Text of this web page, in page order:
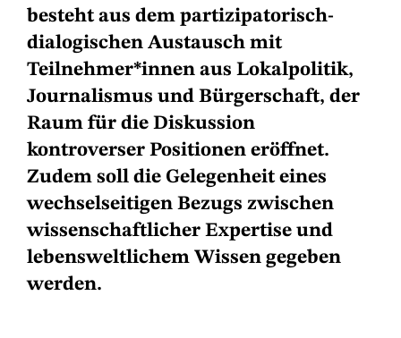
besteht aus dem partizipatorisch-
dialogischen Austausch mit
Teilnehmer*innen aus Lokalpolitik,
Journalismus und Bürgerschaft, der
Raum für die Diskussion
kontroverser Positionen eröffnet.
Zudem soll die Gelegenheit eines
wechselseitigen Bezugs zwischen
wissenschaftlicher Expertise und
lebensweltlichem Wissen gegeben
werden.